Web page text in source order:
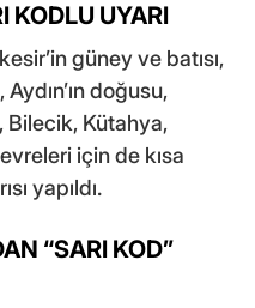
KODLU UYARI
güney ve batısı,
doğusu,
Bilecik, Kütahya,
için de kısa
yapıldı.
“SARI KOD”